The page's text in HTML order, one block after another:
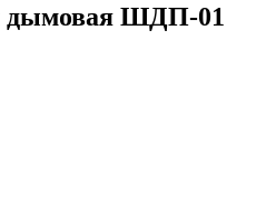
дымовая ШДП-01